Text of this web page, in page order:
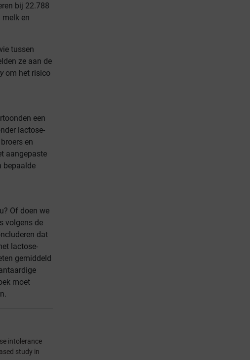
bij 22.788
en
tussen
ze aan de
om het risico
een
lactose-
en
aangepaste
bepaalde
Of doen we
volgens de
dat
lactose-
gemiddeld
moet
intolerance
study in